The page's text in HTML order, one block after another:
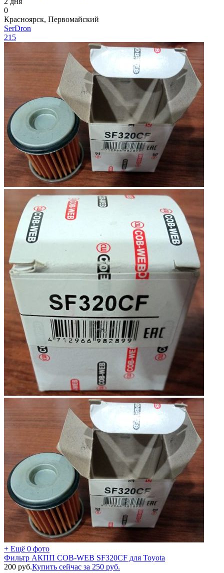
0
Красноярск, Первомайский
SerDron
215
+ Ещё 0 фото
Фильтр АКПП COB-WEB SF320CF для Toyota
200 руб.Купить сейчас за 250 руб.